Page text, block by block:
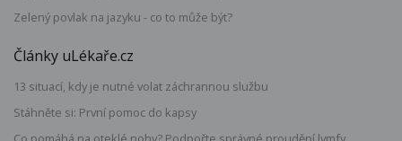
Zelený povlak na jazyku - co to může být?
Články uLékaře.cz
13 situací, kdy je nutné volat záchrannou službu
Stáhněte si: První pomoc do kapsy